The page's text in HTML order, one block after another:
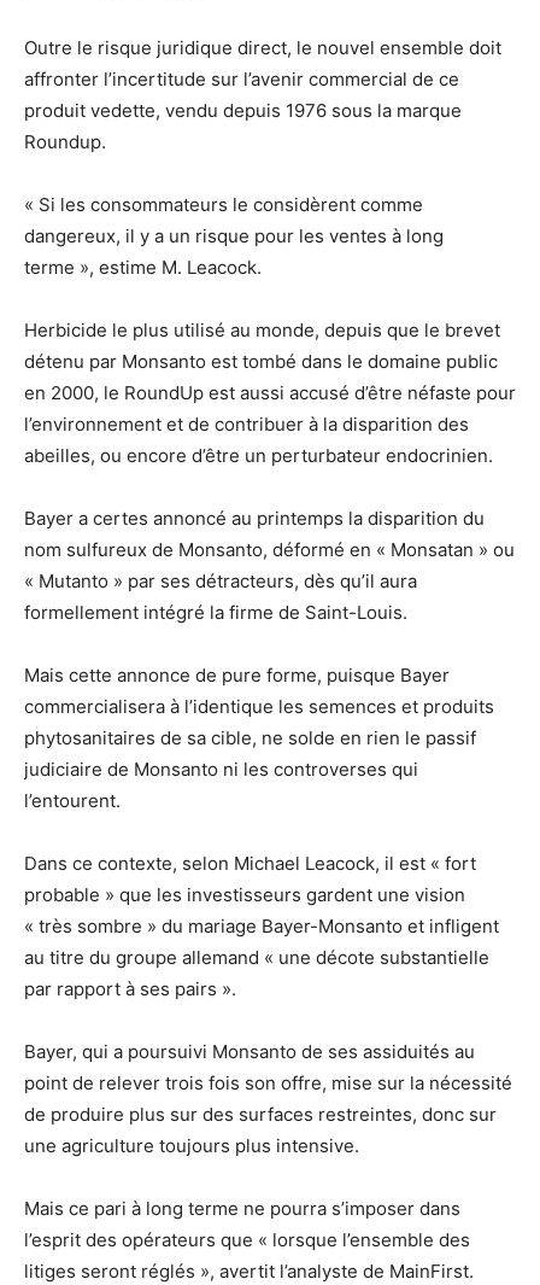
Outre le risque juridique direct, le nouvel ensemble doit
affronter l’incertitude sur l’avenir commercial de ce
produit vedette, vendu depuis 1976 sous la marque
Roundup.
« Si les consommateurs le considèrent comme
dangereux, il y a un risque pour les ventes à long
terme », estime M. Leacock.
Herbicide le plus utilisé au monde, depuis que le brevet
détenu par Monsanto est tombé dans le domaine public
en 2000, le RoundUp est aussi accusé d’être néfaste pour
l’environnement et de contribuer à la disparition des
abeilles, ou encore d’être un perturbateur endocrinien.
Bayer a certes annoncé au printemps la disparition du
nom sulfureux de Monsanto, déformé en « Monsatan » ou
« Mutanto » par ses détracteurs, dès qu’il aura
formellement intégré la firme de Saint-Louis.
Mais cette annonce de pure forme, puisque Bayer
commercialisera à l’identique les semences et produits
phytosanitaires de sa cible, ne solde en rien le passif
judiciaire de Monsanto ni les controverses qui
l’entourent.
Dans ce contexte, selon Michael Leacock, il est « fort
probable » que les investisseurs gardent une vision
« très sombre » du mariage Bayer-Monsanto et infligent
au titre du groupe allemand « une décote substantielle
par rapport à ses pairs ».
Bayer, qui a poursuivi Monsanto de ses assiduités au
point de relever trois fois son offre, mise sur la nécessité
de produire plus sur des surfaces restreintes, donc sur
une agriculture toujours plus intensive.
Mais ce pari à long terme ne pourra s’imposer dans
l’esprit des opérateurs que « lorsque l’ensemble des
litiges seront réglés », avertit l’analyste de MainFirst.